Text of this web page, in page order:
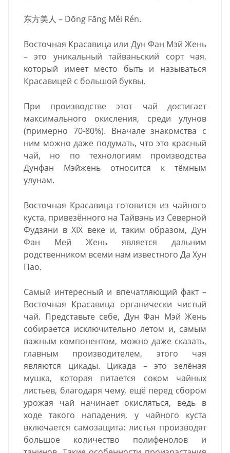
东方美人 – Dōng Fāng Měi Rén.
Восточная Красавица или Дун Фан Мэй Жень
– это уникальный тайваньский сорт чая,
который имеет место быть и называться
Красавицей с большой буквы.
При производстве этот чай достигает
максимального окисления, среди улунов
(примерно 70-80%). Вначале знакомства с
ним можно даже подумать, что это красный
чай, но по технологиям производства
Дунфан Мэйжень относится к тёмным
улунам.
Восточная Красавица готовится из чайного
куста, привезённого на Тайвань из Северной
Фудзяни в XIX веке и, таким образом, Дун
Фан Мей Жень является дальним
родственником всеми нам известного Да Хун
Пао.
Самый интересный и впечатляющий факт –
Восточная Красавица органически чистый
чай. Представьте себе, Дун Фан Мэй Жень
собирается исключительно летом и, самым
важным компонентом, можно даже сказать,
главным производителем, этого чая
являются цикады. Цикада – это зелёная
мушка, которая питается соком чайных
листьев, благодаря чему, ещё перед сбором
урожая чай начинает окисляться, ведь в
ходе такого нападения, у чайного куста
включается самозащита: листья производят
большое количество полифенолов и